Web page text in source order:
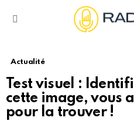
Actualité
Test visuel :
cette image, vous
pour la trouver !